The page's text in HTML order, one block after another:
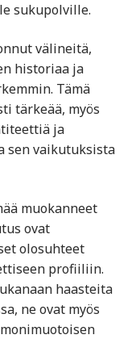
sukupolville.
välineitä,
historiaa ja
Tämä
tärkeää, myös
ja
sen vaikutuksista
muokanneet
ovat
olosuhteet
profiiliin.
haasteita
ne ovat myös